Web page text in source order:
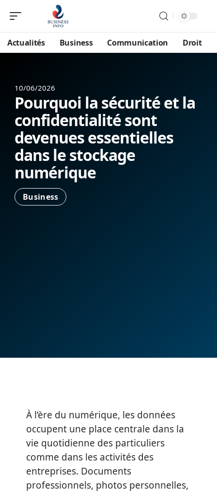
Actualités Business Communication Droit
10/06/2026
Pourquoi la sécurité et la
confidentialité sont
devenues essentielles
dans le stockage
numérique
Business
À l’ère du numérique, les données
occupent une place centrale dans la
vie quotidienne des particuliers
comme dans les activités des
entreprises. Documents
professionnels, photos personnelles,